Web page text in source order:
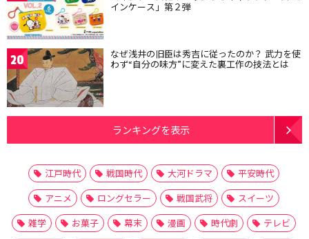
インケース」第２弾
20 なぜ浅井の旧臣は秀吉に従ったのか？ 武力を使
わず“自分の味方”に変えた裏工作の技法とは
ランキングを表示
江戸時代 戦国時代 大河ドラマ
平安時代
アニメ
ロングセラー 戦国武将
スイーツ
雑学
お菓子 幕末 漫画 時代劇
テレビ